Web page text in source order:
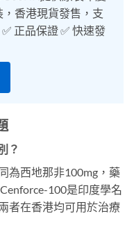
香港現貨發售，支
正品保證 ✅ 快速發
？
為西地那非100mg，藥
100是印度學名
者在香港均可用於治療